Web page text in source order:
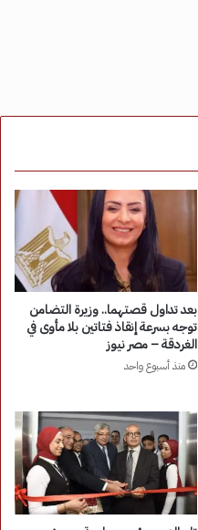
بعد تداول قصتهما.. وزيرة التضامن
توجه بسرعة إنقاذ فتاتين بلا مأوى في
الغردقة – مصر نيوز
منذ أسبوع واحد